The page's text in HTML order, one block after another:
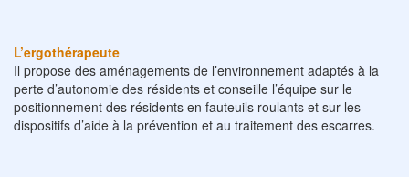
L’ergothérapeute
Il propose des aménagements de l’environnement adaptés à la
perte d’autonomie des résidents et conseille l’équipe sur le
positionnement des résidents en fauteuils roulants et sur les
dispositifs d’aide à la prévention et au traitement des escarres.